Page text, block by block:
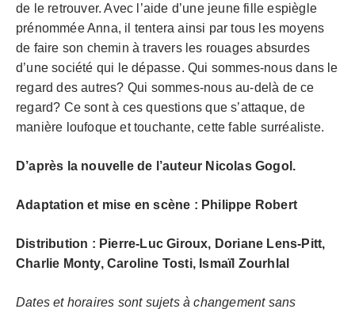
de le retrouver. Avec l’aide d’une jeune fille espiègle
prénommée Anna, il tentera ainsi par tous les moyens
de faire son chemin à travers les rouages absurdes
d’une société qui le dépasse. Qui sommes-nous dans le
regard des autres? Qui sommes-nous au-delà de ce
regard? Ce sont à ces questions que s’attaque, de
manière loufoque et touchante, cette fable surréaliste.
D’après la nouvelle de l’auteur Nicolas Gogol.
Adaptation et mise en scène : Philippe Robert
Distribution : Pierre-Luc Giroux, Doriane Lens-Pitt,
Charlie Monty, Caroline Tosti, Ismaïl Zourhlal
Dates et horaires sont sujets à changement sans